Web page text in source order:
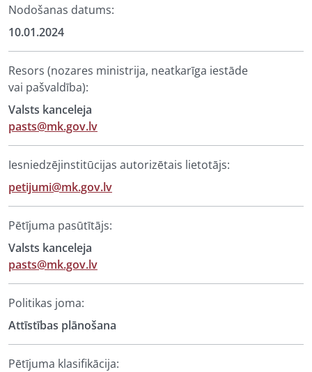
Nodošanas datums:
10.01.2024
Resors (nozares ministrija, neatkarīga iestāde
vai pašvaldība):
Valsts kanceleja
pasts@mk.gov.lv
Iesniedzējinstitūcijas autorizētais lietotājs:
petijumi@mk.gov.lv
Pētījuma pasūtītājs:
Valsts kanceleja
pasts@mk.gov.lv
Politikas joma:
Attīstības plānošana
Pētījuma klasifikācija: